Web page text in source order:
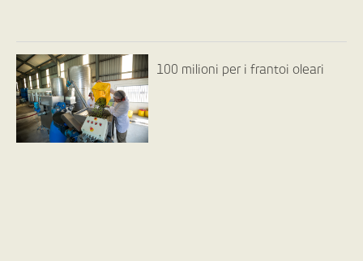
100 milioni per i frantoi oleari